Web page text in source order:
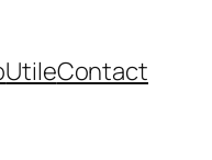
UtileContact